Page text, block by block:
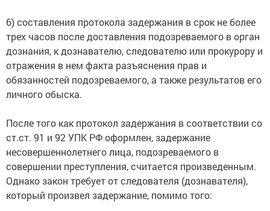
6) составления протокола задержания в срок не более
трех часов после доставления подозреваемого в орган
дознания, к дознавателю, следователю или прокурору и
отражения в нем факта разъяснения прав и
обязанностей подозреваемого, а также результатов его
личного обыска.
После того как протокол задержания в соответствии со
ст.ст. 91 и 92 УПК РФ оформлен, задержание
несовершеннолетнего лица, подозреваемого в
совершении преступления, считается произведенным.
Однако закон требует от следователя (дознавателя),
который произвел задержание, помимо того: